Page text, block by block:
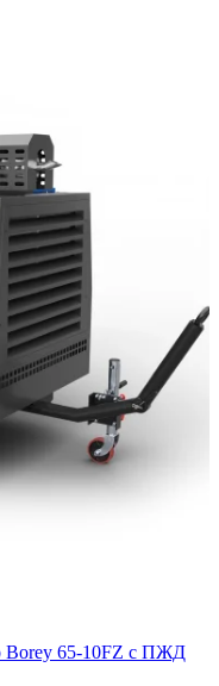
Borey 65-10FZ с ПЖД